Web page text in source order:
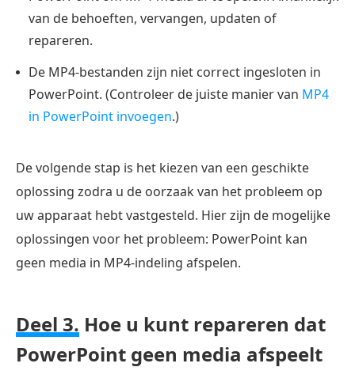
van de behoeften, vervangen, updaten of
repareren.
De MP4-bestanden zijn niet correct ingesloten in
PowerPoint. (Controleer de juiste manier van MP4
in PowerPoint invoegen.)
De volgende stap is het kiezen van een geschikte
oplossing zodra u de oorzaak van het probleem op
uw apparaat hebt vastgesteld. Hier zijn de mogelijke
oplossingen voor het probleem: PowerPoint kan
geen media in MP4-indeling afspelen.
Deel 3. Hoe u kunt repareren dat
PowerPoint geen media afspeelt